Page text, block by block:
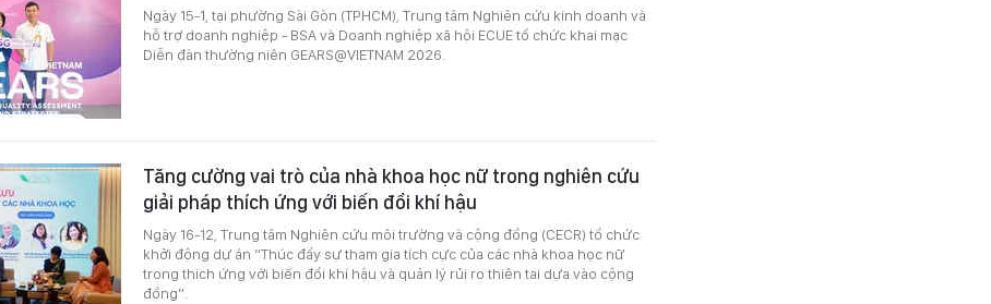
Ngày 15-1, tại phường Sài Gòn (TPHCM), Trung tâm Nghiên cứu kinh doanh và
hỗ trợ doanh nghiệp - BSA và Doanh nghiệp xã hội ECUE tổ chức khai mạc
Diễn đàn thường niên GEARS@VIETNAM 2026.
Tăng cường vai trò của nhà khoa học nữ trong nghiên cứu
giải pháp thích ứng với biến đổi khí hậu
Ngày 16-12, Trung tâm Nghiên cứu môi trường và cộng đồng (CECR) tổ chức
khởi động dự án “Thúc đẩy sự tham gia tích cực của các nhà khoa học nữ
trong thích ứng với biến đổi khí hậu và quản lý rủi ro thiên tai dựa vào cộng
đồng”.